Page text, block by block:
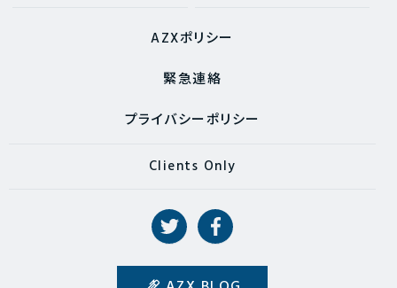
AZXポリシー
緊急連絡
プライバシーポリシー
Clients Only